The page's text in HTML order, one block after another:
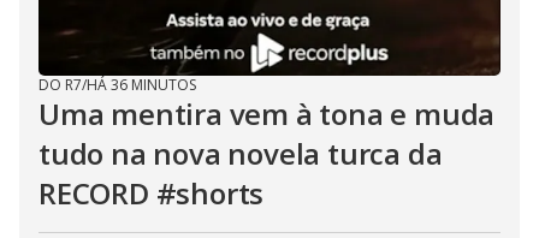
DO R7/HÁ 36 MINUTOS
Uma mentira vem à tona e muda
tudo na nova novela turca da
RECORD #shorts